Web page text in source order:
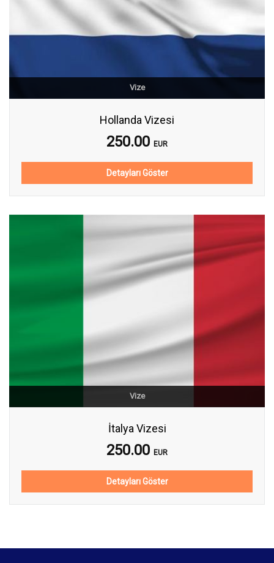
Vize
Hollanda Vizesi
250.00 EUR
Detayları Göster
Vize
İtalya Vizesi
250.00 EUR
Detayları Göster